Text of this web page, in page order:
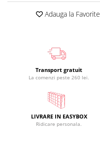
Adauga la Favorite
Transport gratuit
La comenzi peste 260 lei.
LIVRARE IN EASYBOX
Ridicare personala.